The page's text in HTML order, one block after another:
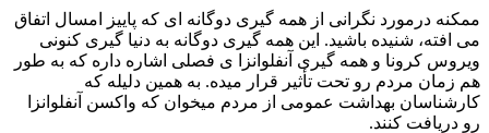
ممکنه درمورد نگرانی از همه گیری دوگانه ای که پاییز امسال اتفاق
می افته، شنیده باشید. این همه گیری دوگانه به دنیا گیری کنونی
ویروس کرونا و همه‌ گیری آنفلوانزا ی فصلی اشاره داره که به‌ طور
هم‌ زمان مردم رو تحت‌ تأثیر قرار میده. به همین دلیله که
کارشناسان بهداشت عمومی از مردم میخوان که واکسن آنفلوانزا
رو دریافت کنند.